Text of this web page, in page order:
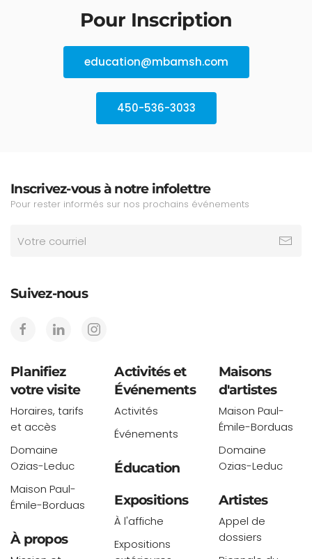
Pour Inscription
education@mbamsh.com
450-536-3033
Inscrivez-vous à notre infolettre
Pour rester informés sur nos prochains événements
Suivez-nous
Planifiez
votre visite
Horaires, tarifs
et accès
Domaine
Ozias-Leduc
Maison Paul-
Émile-Borduas
À propos
Activités et
Événements
Activités
Événements
Éducation
Expositions
À l'affiche
Expositions
Maisons
d'artistes
Maison Paul-
Émile-Borduas
Domaine
Ozias-Leduc
Artistes
Appel de
dossiers